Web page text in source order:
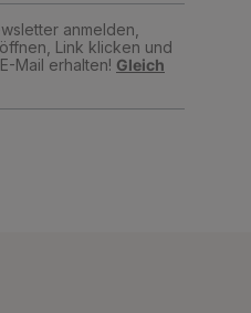
anmelden,
Link klicken und
Mail erhalten! Gleich